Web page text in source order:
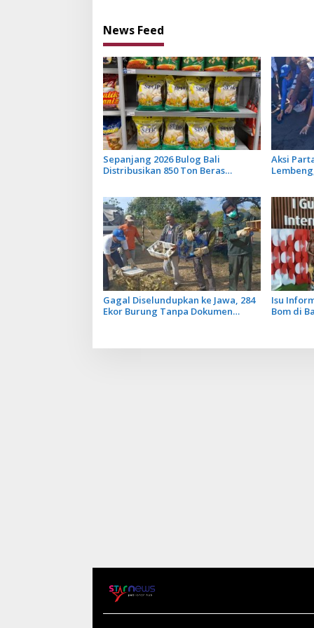
News Feed
Sepanjang 2026 Bulog Bali
Distribusikan 850 Ton Beras
Aksi
Gagal Diselundupkan ke Jawa, 284
Ekor Burung Tanpa Dokumen
Isu
Bom di